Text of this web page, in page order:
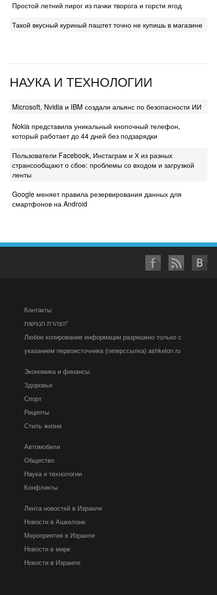
Простой летний пирог из пачки творога и горсти ягод
Такой вкусный куриный паштет точно не купишь в магазине
НАУКА И ТЕХНОЛОГИИ
Microsoft, Nvidia и IBM создали альянс по безопасности ИИ
Nokia представила уникальный кнопочный телефон,
который работает до 44 дней без подзарядки
Пользователи Facebook, Инстаграм и Х из разных
странсообщают о сбое: проблемы со входом и загрузкой
ленты
Google меняет правила резервирования данных для
смартфонов на Android
Контакты
הצהרת הנגישות*
Любое копирование информации разрешено только с
указанием первоисточника (гиперссылка) ashkelon.ru
Экономика и финансы
Здоровье
Спорт
Рецепты
Стиль жизни
Автомобили
Общество
Наука и технологии
Конфликты
Лента новостей в Израиле
Новости в Ашкелоне
Мероприятия в Израиле
Новости в мире
Новости в Израиле